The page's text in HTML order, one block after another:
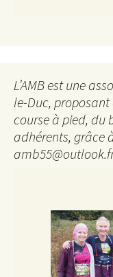
L’AMB est une
le-Duc,
course à pied, du
adhérents, grâce